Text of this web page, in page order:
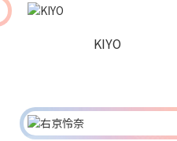
KIYO